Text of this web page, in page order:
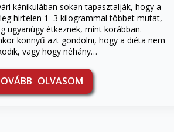
kánikulában sokan tapasztalják, hogy a
hirtelen 1–3 kilogrammal többet mutat,
ugyanúgy étkeznek, mint korábban.
könnyű azt gondolni, hogy a diéta nem
vagy hogy néhány…
OLVASOM